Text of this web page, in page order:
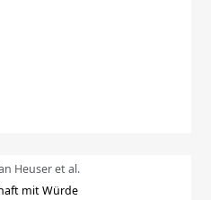
Heuser et al.
mit Würde